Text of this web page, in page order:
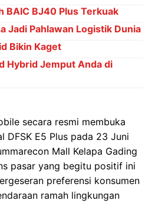
BAIC BJ40 Plus Terkuak
Jadi Pahlawan Logistik Dunia
Bikin Kaget
Hybrid Jemput Anda di
secara resmi membuka
DFSK E5 Plus pada 23 Juni
Mall Kelapa Gading
pasar yang begitu positif ini
preferensi konsumen
ramah lingkungan